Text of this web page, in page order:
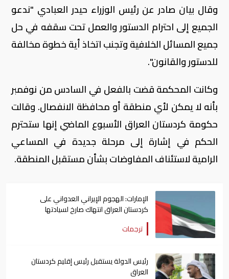
وقال بيان صادر عن رئيس الوزراء حيدر العبادي "ندعو
الجميع إلى احترام الدستور والعمل تحت سقفه في حل
جميع المسائل الخلافية وتجنب اتخاذ أية خطوة مخالفة
للدستور والقانون".
وكانت المحكمة قضت بالفعل في السادس من نوفمبر
بأنه لا يمكن لأي منطقة أو محافظة الانفصال. وقالت
حكومة كردستان العراق الأسبوع الماضي إنها ستحترم
الحكم في إشارة إلى مرحلة جديدة في المساعي
الرامية لاستئناف المفاوضات بشأن مستقبل المنطقة.
الإمارات: الهجوم الإيراني العدواني على
كردستان العراق انتهاك صارخ لسيادتها
ترجمات
رئيس الدولة يستقبل رئيس إقليم كردستان
العراق